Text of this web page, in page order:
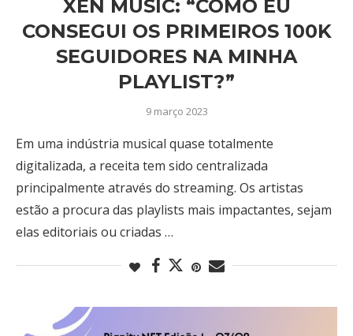
XEN MUSIC: “COMO EU
CONSEGUI OS PRIMEIROS 100K
SEGUIDORES NA MINHA
PLAYLIST?”
9 março 2023
Em uma indústria musical quase totalmente
digitalizada, a receita tem sido centralizada
principalmente através do streaming. Os artistas
estão a procura das playlists mais impactantes, sejam
elas editoriais ou criadas …